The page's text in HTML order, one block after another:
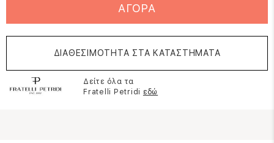
ΑΓΟΡΑ
ΔΙΑΘΕΣΙΜΟΤΗΤΑ ΣΤΑ ΚΑΤΑΣΤΗΜΑΤΑ
Δείτε όλα τα
Fratelli Petridi εδώ